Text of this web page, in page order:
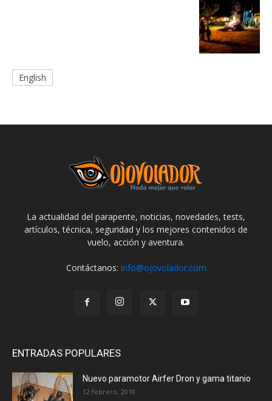
English
La actualidad del parapente, noticias, novedades, tests,
artículos, técnica, seguridad y los mejores contenidos de
vuelo, acción y aventura.
Contáctanos: info@ojovolador.com
ENTRADAS POPULARES
Nuevo paramotor Airfer Dron y gama titanio
12 febrero, 2018